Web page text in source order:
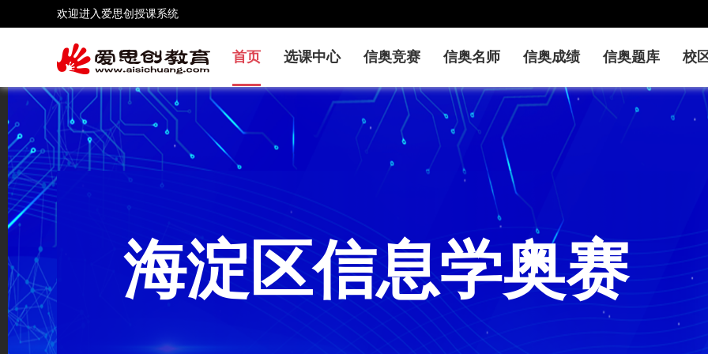
欢迎进入爱思创授课系统
首页 选课中心 信奥竞赛 信奥名师 信奥成绩 信奥题库 校
海淀区信息学奥赛